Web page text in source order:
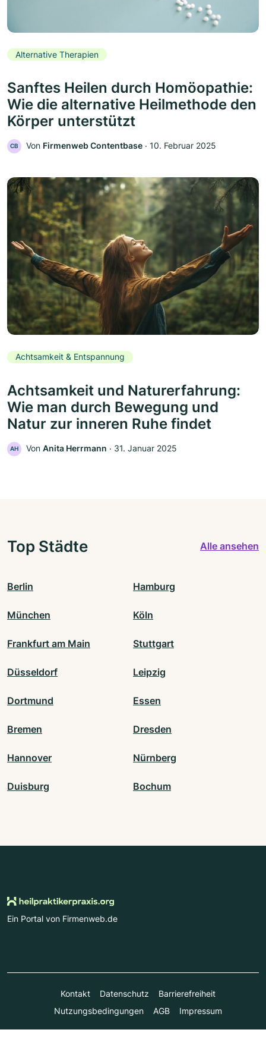
Alternative Therapien
Sanftes Heilen durch Homöopathie:
Wie die alternative Heilmethode den
Körper unterstützt
CB Von Firmenweb Contentbase ‧ 10. Februar 2025
Achtsamkeit & Entspannung
Achtsamkeit und Naturerfahrung:
Wie man durch Bewegung und
Natur zur inneren Ruhe findet
AH Von Anita Herrmann ‧ 31. Januar 2025
Top Städte Alle ansehen
Berlin Hamburg
München Köln
Frankfurt am Main Stuttgart
Düsseldorf Leipzig
Dortmund Essen
Bremen Dresden
Hannover Nürnberg
Duisburg Bochum
Ein Portal von Firmenweb.de
Kontakt Datenschutz
Barrierefreiheit
Nutzungsbedingungen
AGB Impressum